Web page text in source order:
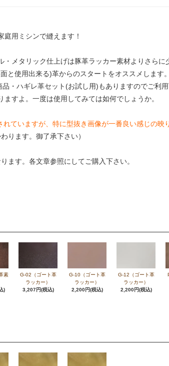
用ミシンで縫えます！
メタリック仕上げは豚革ラッカー素材よりさら
と使用出来る)革からのスタートをオススメします。
・ハギレ革セット(お試し用)もありますのでご利用
すよ。一度は使用してみては如何でしょうか。
ていますが、特に型抜き画像が一番良い感じの映
かわります。御了承下さい）
ます。各文章参照にしてご購入下さい。
素
)
G-02（ゴート革
ラッカー）
3,207円(税込)
G-10（ゴート革
ラッカー）
2,200円(税込)
G-12（ゴート革
ラッカー）
2,200円(税込)